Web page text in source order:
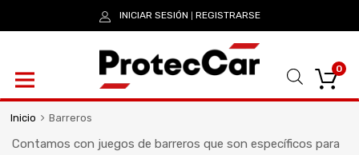
INICIAR SESIÓN REGISTRARSE
0
Inicio Barreros
Contamos con juegos de barreros que son específicos para